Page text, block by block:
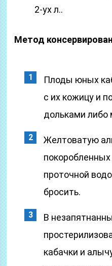
2-ух л..
Метод
Плоды юных
с их кожицу и
дольками либо
Желтоватую
проточной
бросить.
В
кабачки и